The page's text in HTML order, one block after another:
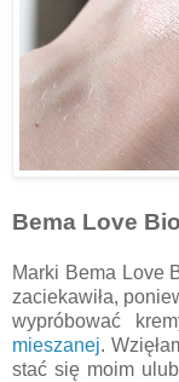
Bema Love
Marki Bema Love
zaciekawiła,
wypróbować
mieszanej.
stać się moim